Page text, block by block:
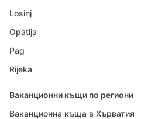
Losinj
Opatija
Pag
Rijeka
Ваканционни къщи по региони
Ваканционна къща в Хърватия